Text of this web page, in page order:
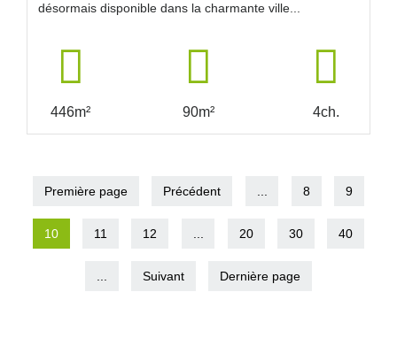
désormais disponible dans la charmante ville...
446m² 90m² 4ch.
Première page Précédent 8 9
10 11 12 20 30 40
Suivant Dernière page